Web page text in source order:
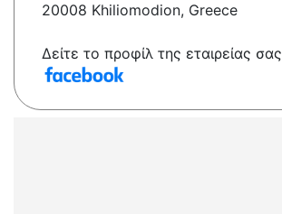
20008 Khiliomodion, Greece
Δείτε το προφίλ της εταιρείας σας